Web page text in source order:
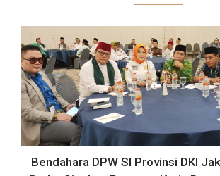
Bendahara DPW SI Provinsi DKI